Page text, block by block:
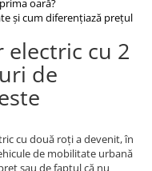
oară?
și cum diferențiază prețul
electric cu 2
de
cu două roți a devenit, în
de mobilitate urbană
sau de faptul că nu